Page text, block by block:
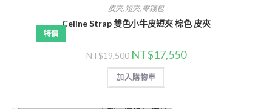
特價
皮夾, 短夾, 零錢包
Celine Strap 雙色小牛皮短夾 棕色 皮夾
NT$19,500 NT$17,550
加入購物車